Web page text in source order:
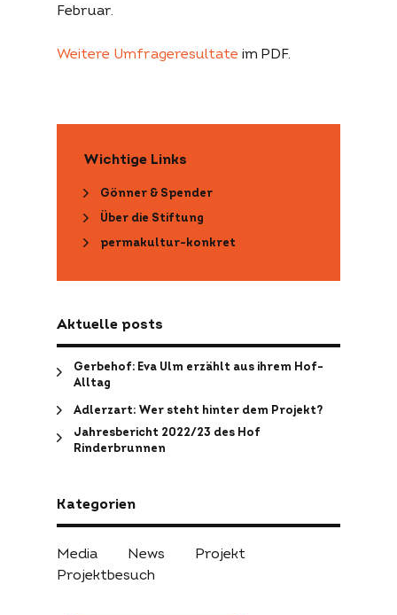
Februar.
Weitere Umfrageresultate im PDF.
Wichtige Links
Gönner & Spender
Über die Stiftung
permakultur-konkret
Aktuelle posts
Gerbehof: Eva Ulm erzählt aus ihrem Hof-
Alltag
Adlerzart: Wer steht hinter dem Projekt?
Jahresbericht 2022/23 des Hof
Rinderbrunnen
Kategorien
Media News
Projekt
Projektbesuch